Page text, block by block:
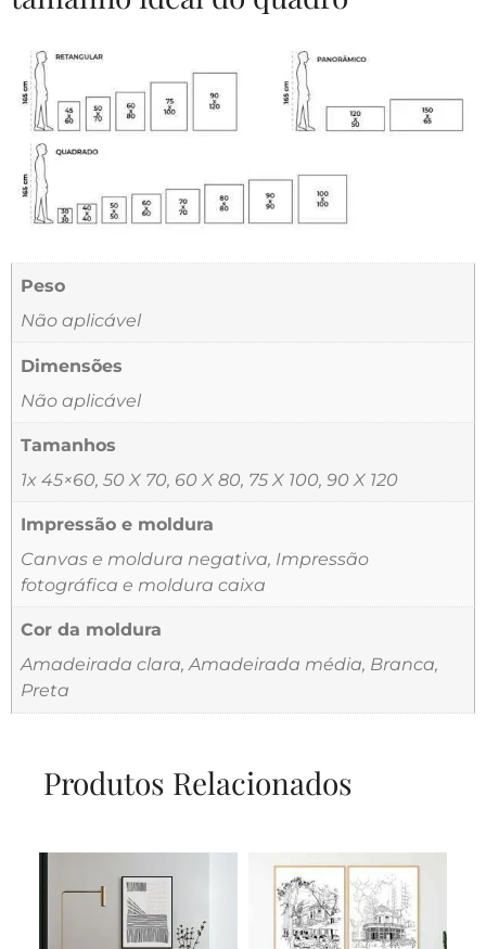
Peso
Não aplicável
Dimensões
Não aplicável
Tamanhos
1x 45×60, 50 X 70, 60 X 80, 75 X 100, 90 X 120
Impressão e moldura
Canvas e moldura negativa, Impressão
fotográfica e moldura caixa
Cor da moldura
Amadeirada clara, Amadeirada média, Branca,
Preta
Produtos Relacionados